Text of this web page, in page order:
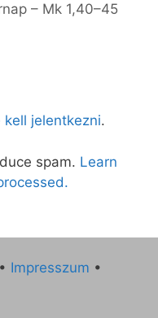
– Mk 1,40–45
kell jelentkezni.
spam. Learn
• Impresszum •